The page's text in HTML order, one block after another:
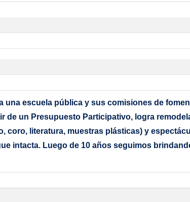
escuela pública y sus comisiones de
un Presupuesto Participativo, logra
coro, literatura, muestras plásticas) y
intacta. Luego de 10 años seguimos